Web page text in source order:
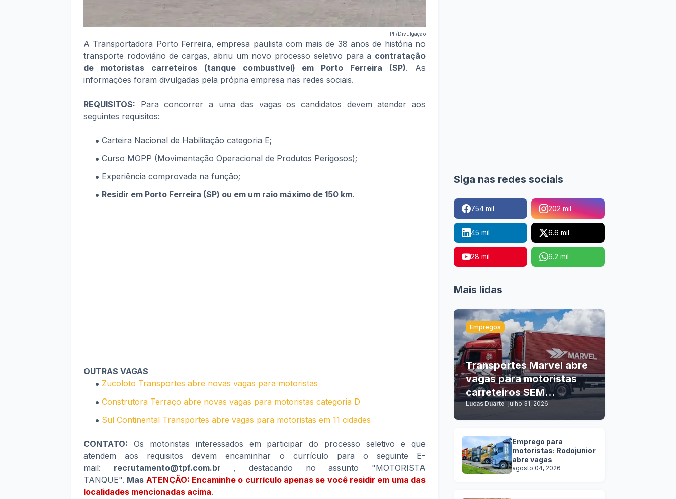
TPF/Divulgação
A Transportadora Porto Ferreira, empresa paulista com mais de 38 anos de história no
transporte rodoviário de cargas, abriu um novo processo seletivo para a contratação
de motoristas carreteiros (tanque combustível) em Porto Ferreira (SP). As
informações foram divulgadas pela própria empresa nas redes sociais.
REQUISITOS: Para concorrer a uma das vagas os candidatos devem atender aos
seguintes requisitos:
Carteira Nacional de Habilitação categoria E;
Curso MOPP (Movimentação Operacional de Produtos Perigosos);
Experiência comprovada na função;
Residir em Porto Ferreira (SP) ou em um raio máximo de 150 km.
OUTRAS VAGAS
Zucoloto Transportes abre novas vagas para motoristas
Construtora Terraço abre novas vagas para motoristas categoria D
Sul Continental Transportes abre vagas para motoristas em 11 cidades
CONTATO: Os motoristas interessados em participar do processo seletivo e que
atendem aos requisitos devem encaminhar o currículo para o seguinte E-
mail: recrutamento@tpf.com.br , destacando no assunto "MOTORISTA
TANQUE". Mas ATENÇÃO: Encaminhe o currículo apenas se você residir em uma das
localidades mencionadas acima.
Siga nas redes sociais
754 mil 202 mil
45 mil 6.6 mil
28 mil 6.2 mil
Mais lidas
Empregos
Transportes Marvel abre
vagas para motoristas
carreteiros SEM
EXPERIÊNCIA
Lucas Duarte-julho 31, 2026
Emprego para
motoristas: Rodojunior
abre vagas
agosto 04, 2026